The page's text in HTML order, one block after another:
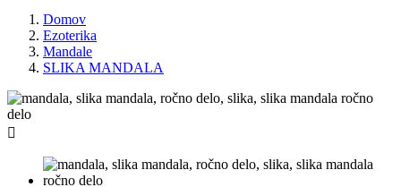
Domov
Ezoterika
Mandale
SLIKA MANDALA
